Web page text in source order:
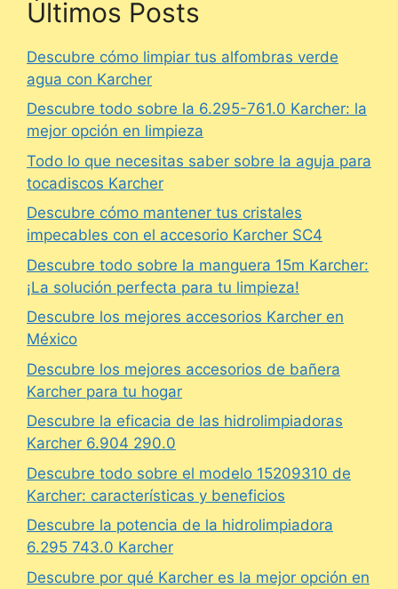
Últimos Posts
Descubre cómo limpiar tus alfombras verde
agua con Karcher
Descubre todo sobre la 6.295-761.0 Karcher: la
mejor opción en limpieza
Todo lo que necesitas saber sobre la aguja para
tocadiscos Karcher
Descubre cómo mantener tus cristales
impecables con el accesorio Karcher SC4
Descubre todo sobre la manguera 15m Karcher:
¡La solución perfecta para tu limpieza!
Descubre los mejores accesorios Karcher en
México
Descubre los mejores accesorios de bañera
Karcher para tu hogar
Descubre la eficacia de las hidrolimpiadoras
Karcher 6.904 290.0
Descubre todo sobre el modelo 15209310 de
Karcher: características y beneficios
Descubre la potencia de la hidrolimpiadora
6.295 743.0 Karcher
Descubre por qué Karcher es la mejor opción en